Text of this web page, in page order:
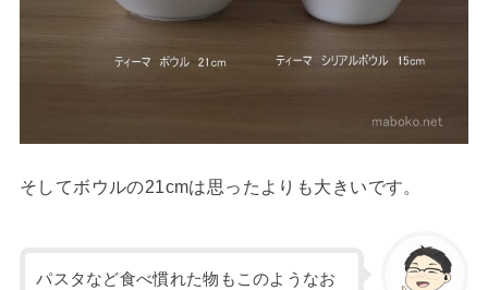
そしてボウルの21cmは思ったよりも大きいです。
パスタなど食べ慣れた物もこのようなお